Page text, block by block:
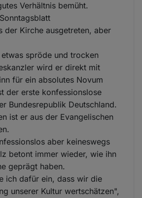
Verhältnis bemüht.
der Kirche ausgetreten, aber
spröde und trocken
wird er direkt mit
für ein absolutes Novum
der erste konfessionslose
Bundesrepublik Deutschland.
ist er aus der Evangelischen
aber keineswegs
betont immer wieder, wie ihn
geprägt haben.
ich dafür ein, dass wir die
unserer Kultur wertschätzen",